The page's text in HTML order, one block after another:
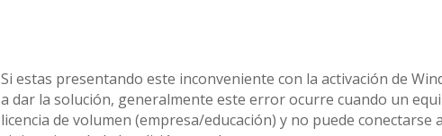
Si estas presentando este inconveniente con la activación de
a dar la solución, generalmente este error ocurre cuando un
licencia de volumen (empresa/educación) y no puede conectarse